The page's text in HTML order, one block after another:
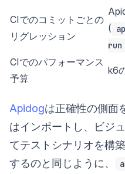
CIでのコミットごとの
リグレッション
(
run
CIでのパフォーマンス
予算
k6
Apidogは正確性の側面
はインポートし、ビジ
てテストシナリオを構
するのと同じように、